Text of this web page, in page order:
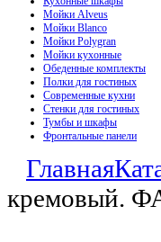
Мойки Alveus
Мойки Blanco
Мойки Polygran
Мойки кухонные
Обеденные комплекты
Полки для гостиных
Современные кухни
Стенки для гостиных
Тумбы и шкафы
Фронтальные панели
Главная
кремовый.